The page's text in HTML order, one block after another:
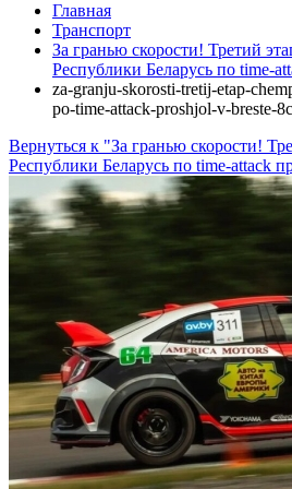
Главная
Транспорт
За гранью скорости! Третий
Республики Беларусь по time-
za-granju-skorosti-tretij-etap-
po-time-attack-proshjol-v-breste-
Вернуться к "За гранью скорости!
Республики Беларусь по time-attack